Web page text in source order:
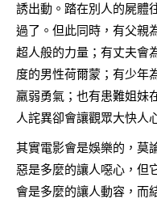
誘出動。踏在別人的屍體
過了。但此同時，有父親
超人般的力量；有丈夫會
度的男性荷爾蒙；有少年
羸弱勇氣；也有患難姐妹
人詫異卻會讓觀眾大快人
其實電影會是娛樂的，莫
惡是多麼的讓人噁心，但
會是多麼的讓人動容，而